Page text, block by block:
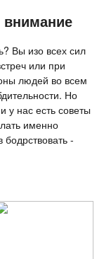
внимание
Вы изо всех сил
или при
людей во всем
Но
у нас есть советы
именно
-